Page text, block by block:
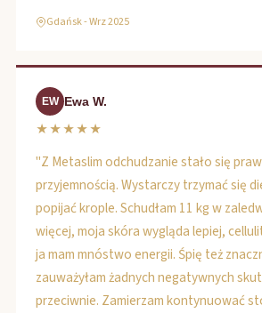
Gdańsk - Wrz 2025
EW Ewa W.
★★★★★
"Z Metaslim odchudzanie stało się
przyjemnością. Wystarczy trzymać się
popijać krople. Schudłam 11 kg w
więcej, moja skóra wygląda lepiej,
ja mam mnóstwo energii. Śpię też
zauważyłam żadnych negatywnych
przeciwnie. Zamierzam kontynuować